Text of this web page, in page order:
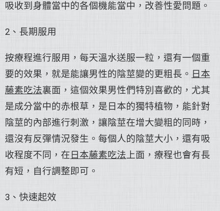
吸收到身體當中的各個機能當中，改善性愛問題。
2、長期服用
按療程進行服用，每天溫水送服一粒，還有一個重
要的效果，就是能讓男性的陰莖變的更粗長。 日本
藤素吃法裏面，這個效果男性們特別喜歡的，尤其
是成分當中的赤根草，是日本的獨特植物，能針對
陰莖的內部進行刺激，讓陰莖在增大變粗的同時，
還沒有反彈情況發生。每個人的陰莖大小，還有吸
收程度不同，在 日本藤素吃法上面，療程也會有長
有短，自行調整即可。
3、快速起效